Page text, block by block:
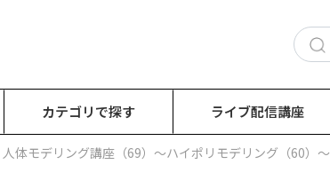
カテゴリで探す ライブ配信講座
体モデリング講座（69）～ハイポリモデリング（60）～